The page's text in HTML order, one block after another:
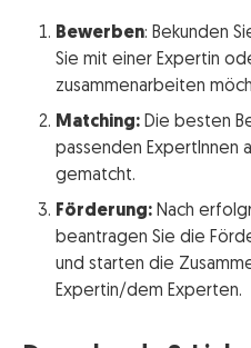
Bewerben: Bekunden
Sie mit einer Expertin
zusammenarbeiten
Matching: Die besten
passenden ExpertInnen
gematcht.
Förderung: Nach
beantragen Sie die
und starten die
Expertin/dem Experten.